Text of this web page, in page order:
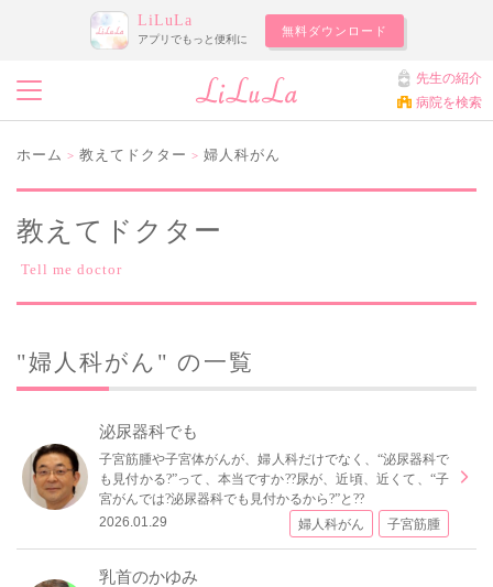
LiLuLa
アプリでもっと便利に
無料ダウンロード
先生の紹介
病院を検索
ホーム > 教えてドクター > 婦人科がん
教えてドクター
Tell me doctor
"婦人科がん" の一覧
泌尿器科でも
子宮筋腫や子宮体がんが、婦人科だけでなく、“泌尿器科で
も見付かる?”って、本当ですか??尿が、近頃、近くて、“子
宮がんでは?泌尿器科でも見付かるから?”と??
2026.01.29
婦人科がん 子宮筋腫
乳首のかゆみ